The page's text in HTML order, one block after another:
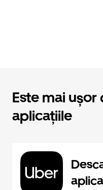
Este mai
aplicațiile